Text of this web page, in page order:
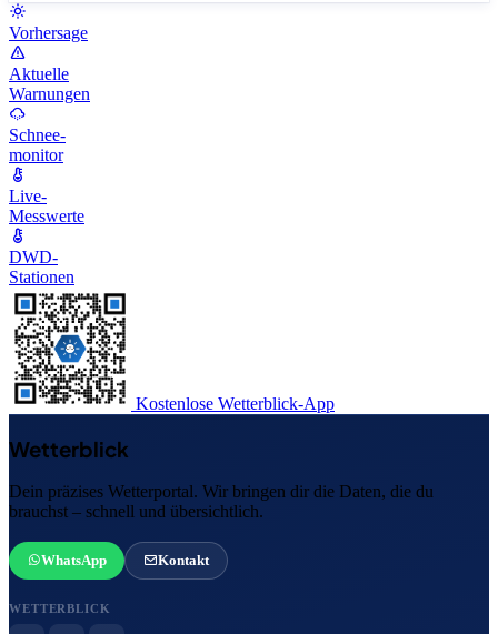
Vorhersage
Aktuelle
Warnungen
Schnee-
monitor
Live-
Messwerte
DWD-
Stationen
Kostenlose Wetterblick-App
Wetterblick
Dein präzises Wetterportal. Wir bringen dir die Daten, die du
brauchst – schnell und übersichtlich.
WhatsApp Kontakt
WETTERBLICK